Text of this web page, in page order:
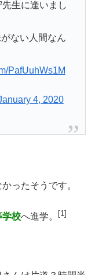
生に逢いまし
ない人間なん
PafUuhWs1M
4, 2020
ったそうです。
学校へ進学。 [1]